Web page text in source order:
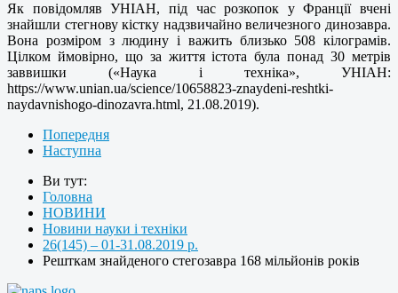
Як повідомляв УНІАН, під час розкопок у Франції вчені
знайшли стегнову кістку надзвичайно величезного динозавра.
Вона розміром з людину і важить близько 508 кілограмів.
Цілком ймовірно, що за життя істота була понад 30 метрів
заввишки («Наука і техніка», УНІАН:
https://www.unian.ua/science/10658823-znaydeni-reshtki-
naydavnishogo-dinozavra.html, 21.08.2019).
Попередня
Наступна
Ви тут:
Головна
НОВИНИ
Новини науки і техніки
26(145) – 01-31.08.2019 р.
Решткам знайденого стегозавра 168 мільйонів років